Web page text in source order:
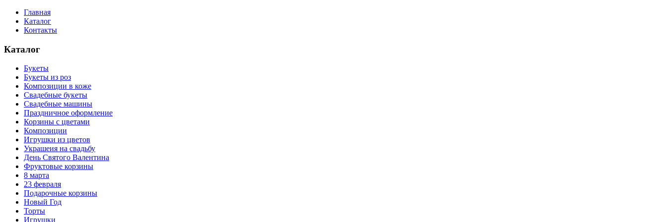
Главная
Каталог
Контакты
Каталог
Букеты
Букеты из роз
Композиции в коже
Свадебные букеты
Свадебные машины
Праздничное оформление
Корзины с цветами
Композиции
Игрушки из цветов
Украшеия на свадьбу
День Святого Валентина
Фруктовые корзины
8 марта
23 февраля
Подарочные корзины
Новый Год
Торты
Игрушки